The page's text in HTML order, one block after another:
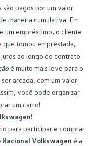
são pagos por um valor
maneira cumulativa. Em
um empréstimo, o cliente
que tomou emprestada,
ao longo do contrato.
é muito mais leve para o
arcada, com um valor
você pode organizar
um carro!
para participar e comprar
Nacional Volkswagen é a